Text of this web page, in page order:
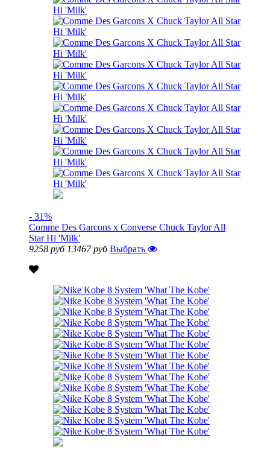
- 31%
Comme Des Garcons x Converse Chuck Taylor All
Star Hi 'Milk'
9258 руб 13467 руб Выбрать